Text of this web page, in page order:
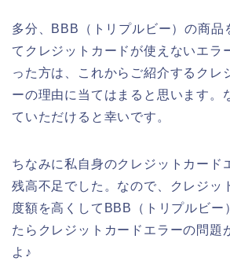
多分、BBB（トリプルビー）の商品
てクレジットカードが使えないエラ
った方は、これからご紹介するクレ
ーの理由に当てはまると思います。
ていただけると幸いです。
ちなみに私自身のクレジットカード
残高不足でした。なので、クレジッ
度額を高くしてBBB（トリプルビー
たらクレジットカードエラーの問題
よ♪